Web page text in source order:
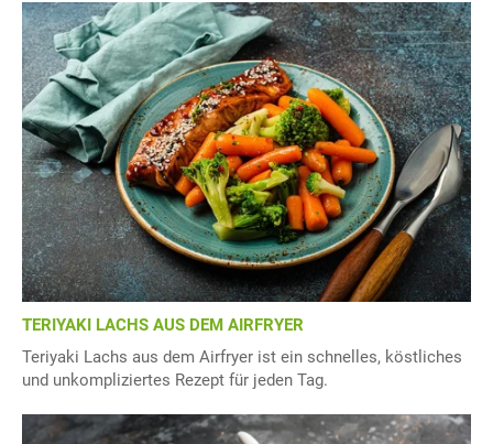
TERIYAKI LACHS AUS DEM AIRFRYER
Teriyaki Lachs aus dem Airfryer ist ein schnelles, köstliches
und unkompliziertes Rezept für jeden Tag.